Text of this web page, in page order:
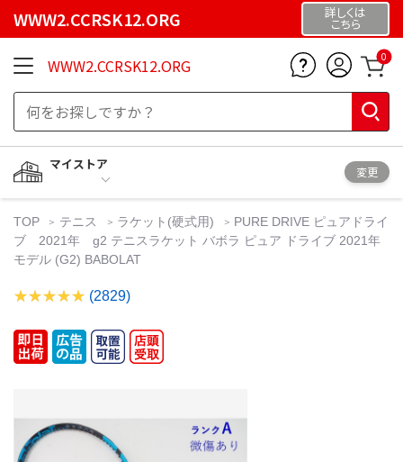
WWW2.CCRSK12.ORG 詳しくは
こちら
WWW2.CCRSK12.ORG 0
マイストア
変更
TOP テニス ラケット(硬式用)
PURE DRIVE ピュアドライ
ブ 2021年 g2 テニスラケット バボラ ピュア ドライブ 2021年
モデル (G2) BABOLAT
(2829)